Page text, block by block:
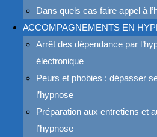
Dans quels cas faire appel à
ACCOMPAGNEMENTS EN
Arrêt des dépendance par
électronique
Peurs et phobies : dépasser
l’hypnose
Préparation aux entretiens et
l’hypnose